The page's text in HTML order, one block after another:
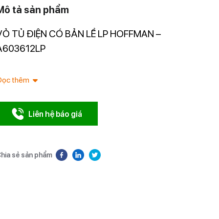
tả sản phẩm
TỦ ĐIỆN CÓ BẢN LỀ LP HOFFMAN –
thêm
Liên hệ báo giá
sẻ sản phẩm